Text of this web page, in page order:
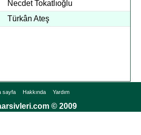
Necdet Tokatlıoğlu
Türkân Ateş
sayfa Hakkında Yardım
© 2009